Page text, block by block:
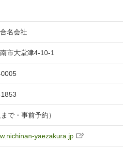
名会社
市大堂津4-10-1
で・事前予約）
yaezakura.jp